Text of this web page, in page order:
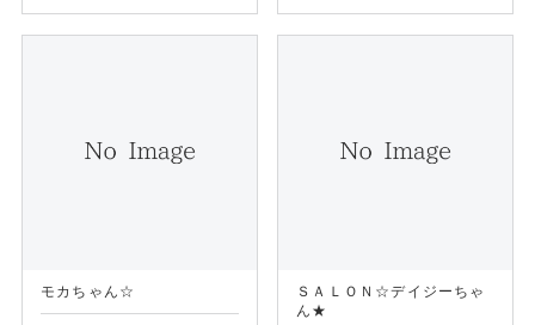
モカちゃん☆
ＳＡＬＯＮ☆デイジーちゃ
ん★